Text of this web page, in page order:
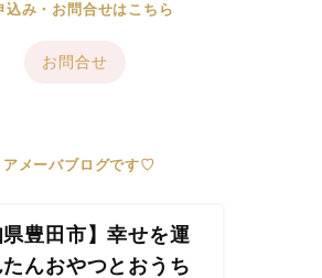
込み・お問合せはこちら
お問合せ
アメーバブログです♡
県豊田市】幸せを運
んおやつとおうち